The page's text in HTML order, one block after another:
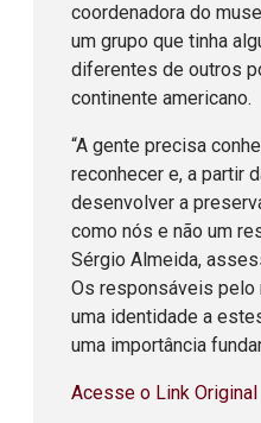
coordenadora do
um grupo que tinha
diferentes de outros
continente americano.
“A gente precisa
reconhecer e, a partir
desenvolver a
como nós e não um
Sérgio Almeida,
Os responsáveis pelo
uma identidade a
uma importância
Acesse o Link Original